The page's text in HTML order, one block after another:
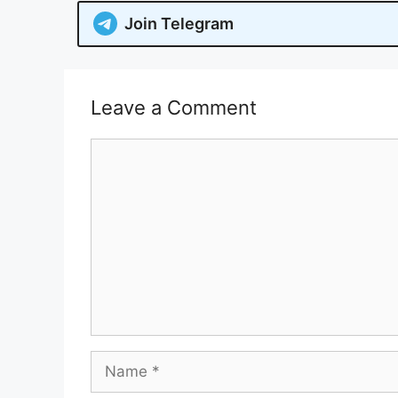
Join Telegram
Leave a Comment